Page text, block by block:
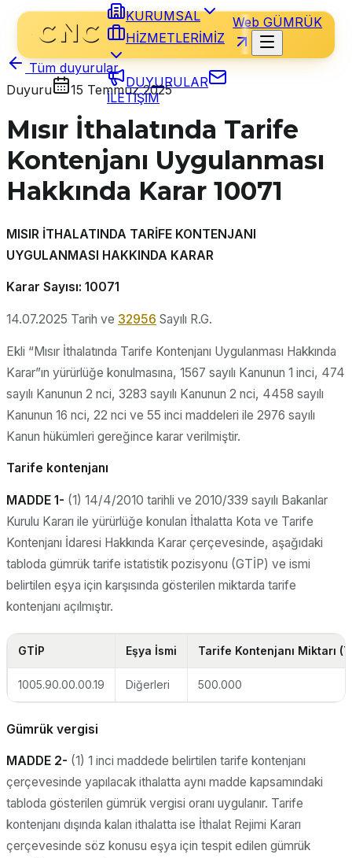
KURUMSAL
HİZMETLERİMİZ
DUYURULAR
İLETİŞİM
Web GÜMRÜK
Tüm duyurular
Duyuru
15 Temmuz 2025
Mısır İthalatında Tarife
Kontenjanı Uygulanması
Hakkında Karar 10071
MISIR İTHALATINDA TARİFE KONTENJANI
UYGULANMASI HAKKINDA KARAR
Karar Sayısı: 10071
14.07.2025 Tarih ve 32956 Sayılı R.G.
Ekli “Mısır İthalatında Tarife Kontenjanı Uygulanması Hakkında
Karar”ın yürürlüğe konulmasına, 1567 sayılı Kanunun 1 inci, 474
sayılı Kanunun 2 nci, 3283 sayılı Kanunun 2 nci, 4458 sayılı
Kanunun 16 nci, 22 nci ve 55 inci maddeleri ile 2976 sayılı
Kanun hükümleri gereğince karar verilmiştir.
Tarife kontenjanı
MADDE 1- (1) 14/4/2010 tarihli ve 2010/339 sayılı Bakanlar
Kurulu Kararı ile yürürlüğe konulan İthalatta Kota ve Tarife
Kontenjanı İdaresi Hakkında Karar çerçevesinde, aşağıdaki
tabloda gümrük tarife istatistik pozisyonu (GTİP) ve ismi
belirtilen eşya için karşısında gösterilen miktarda tarife
kontenjanı açılmıştır.
GTİP Eşya İsmi Tarife Kontenjanı Miktarı
1005.90.00.00.19 Diğerleri 500.000
Gümrük vergisi
MADDE 2- (1) 1 inci maddede belirtilen tarife kontenjanı
çerçevesinde yapılacak ithalatta aynı madde kapsamındaki
tabloda gösterilen gümrük vergisi oranı uygulanır. Tarife
kontenjanı dışında kalan ithalatta ise İthalat Rejimi Kararı
çerçevesinde söz konusu eşya için tespit edilen gümrük